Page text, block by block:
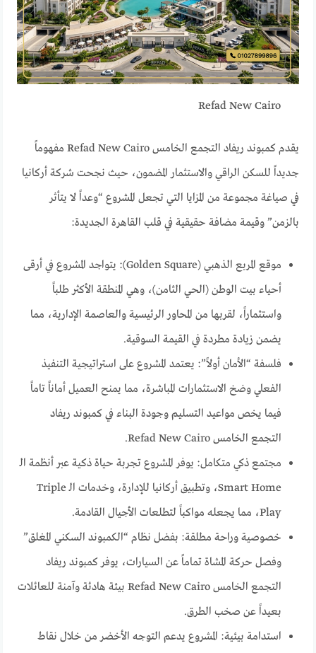
Refad New Cairo
يقدم كمبوند ريفاد التجمع الخامس Refad New Cairo مفهوماً
جديداً للسكن الراقي والاستثمار المضمون، حيث نجحت شركة أركانيا
في صياغة مجموعة من المزايا التي تجعل المشروع “وعداً لا يتأثر
بالزمن” وقيمة مضافة حقيقية في قلب القاهرة الجديدة:
موقع المربع الذهبي (Golden Square): يتواجد المشروع في أرقى
أحياء بيت الوطن (الحي الثامن)، وهي المنطقة الأكثر طلباً
واستثماراً، لقربها من المحاور الرئيسية والعاصمة الإدارية، مما
يضمن زيادة مطردة في القيمة السوقية.
فلسفة “الأمان أولاً”: يعتمد المشروع على استراتيجية التنفيذ
الفعلي وضخ الاستثمارات المباشرة، مما يمنح العميل أماناً تاماً
فيما يخص مواعيد التسليم وجودة البناء في كمبوند ريفاد
التجمع الخامس Refad New Cairo.
مجتمع ذكي متكامل: يوفر المشروع تجربة حياة ذكية عبر أنظمة الـ
Smart Home، وتطبيق أركانيا للإدارة، وخدمات الـ Triple
Play، مما يجعله مواكباً لتطلعات الأجيال القادمة.
خصوصية وراحة مطلقة: بفضل نظام “الكمبوند السكني المغلق”
وفصل حركة المشاة تماماً عن السيارات، يوفر كمبوند ريفاد
التجمع الخامس Refad New Cairo بيئة هادئة وآمنة للعائلات
بعيداً عن صخب الطرق.
استدامة بيئية: المشروع يدعم التوجه الأخضر من خلال نقاط